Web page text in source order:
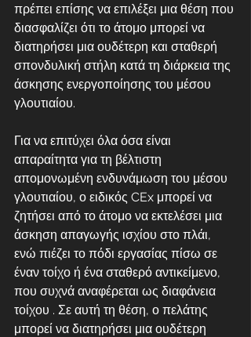
πρέπει επίσης να επιλέξει μια θέση που
διασφαλίζει ότι το άτομο μπορεί να
διατηρήσει μια ουδέτερη και σταθερή
σπονδυλική στήλη κατά τη διάρκεια της
άσκησης ενεργοποίησης του μέσου
γλουτιαίου.
Για να επιτύχει όλα όσα είναι
απαραίτητα για τη βέλτιστη
απομονωμένη ενδυνάμωση του μέσου
γλουτιαίου, ο ειδικός CEx μπορεί να
ζητήσει από το άτομο να εκτελέσει μια
άσκηση απαγωγής ισχίου στο πλάι,
ενώ πιέζει το πόδι εργασίας πίσω σε
έναν τοίχο ή ένα σταθερό αντικείμενο,
που συχνά αναφέρεται ως διαφάνεια
τοίχου . Σε αυτή τη θέση, ο πελάτης
μπορεί να διατηρήσει μια ουδέτερη